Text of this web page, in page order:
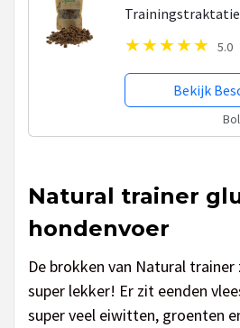
Trainingstraktatie
Beloningen 250g.
Naturel
rassen.
5.0
Bekijk
Natural trainer
hondenvoer
De brokken van Natural
super lekker! Er zit eenden
super veel eiwitten, groenten